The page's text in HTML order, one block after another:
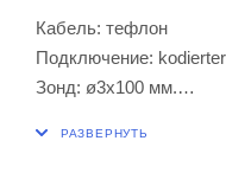
Кабель: тефлон
Подключение:
Зонд: ø3x100 мм.